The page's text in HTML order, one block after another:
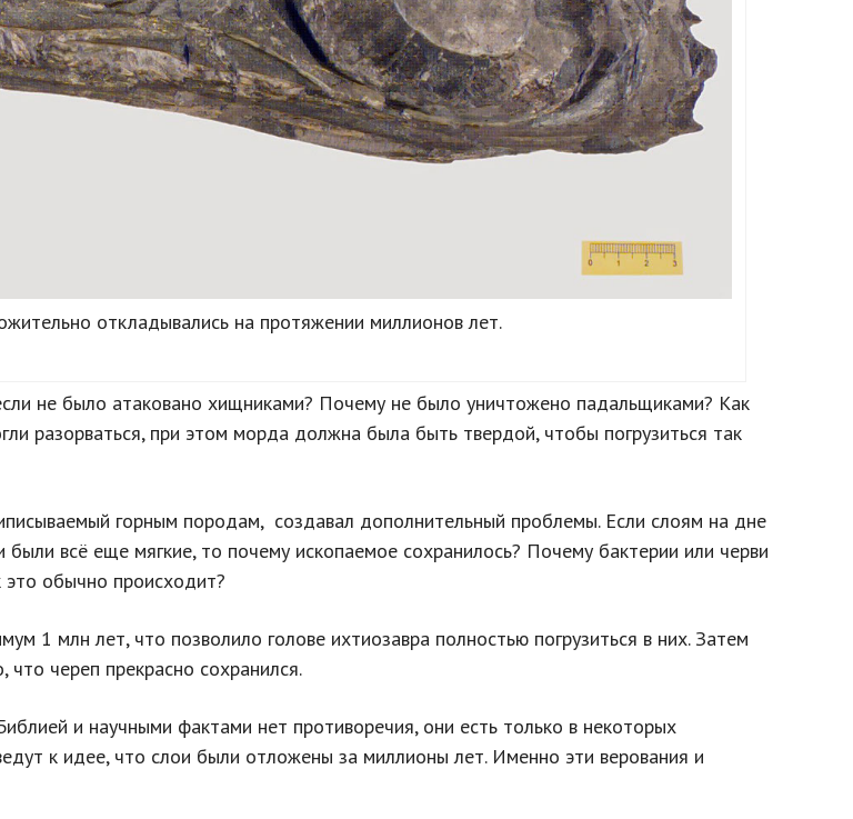
откладывались на протяжении миллионов лет.
не было атаковано хищниками? Почему не было уничтожено падальщиками? Как
разорваться, при этом морда должна была быть твердой, чтобы погрузиться так
горным породам, создавал дополнительный проблемы. Если слоям на дне
всё еще мягкие, то почему ископаемое сохранилось? Почему бактерии или черви
это обычно происходит?
1 млн лет, что позволило голове ихтиозавра полностью погрузиться в них. Затем
череп прекрасно сохранился.
и научными фактами нет противоречия, они есть только в некоторых
к идее, что слои были отложены за миллионы лет. Именно эти верования и